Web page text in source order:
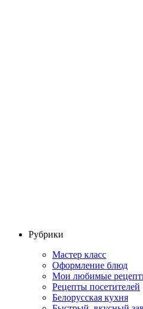
Рубрики
Мастер класс
Оформление блюд
Мои любимые
Рецепты посетителей
Белорусская кухня